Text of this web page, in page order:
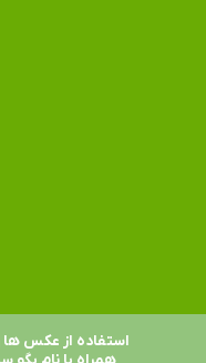
استفاده از عکس